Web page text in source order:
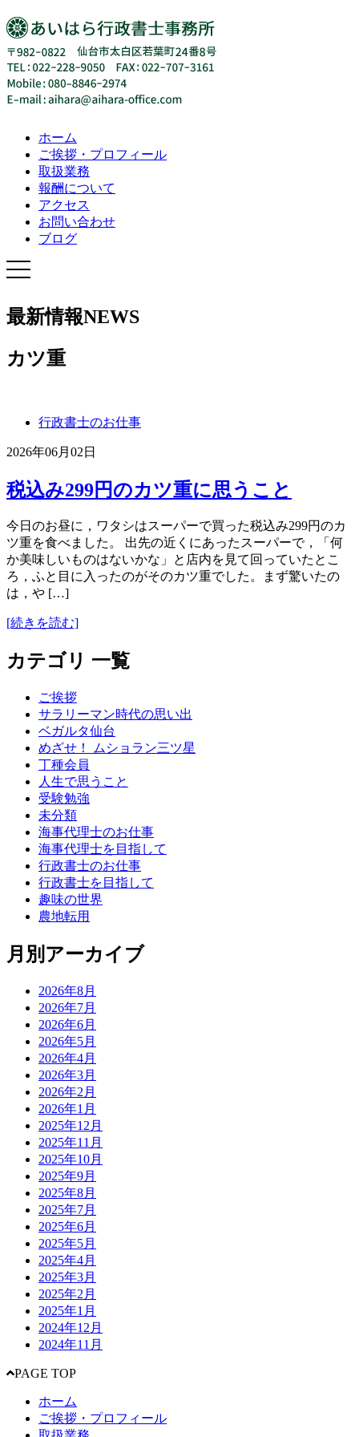
ホーム
ご挨拶・プロフィール
取扱業務
報酬について
アクセス
お問い合わせ
ブログ
最新情報NEWS
カツ重
行政書士のお仕事
2026年06月02日
税込み299円のカツ重に思うこと
今日のお昼に，ワタシはスーパーで買った税込み299円のカ
ツ重を食べました。 出先の近くにあったスーパーで，「何
か美味しいものはないかな」と店内を見て回っていたとこ
ろ，ふと目に入ったのがそのカツ重でした。まず驚いたの
は，や […]
[続きを読む]
カテゴリ 一覧
ご挨拶
サラリーマン時代の思い出
ベガルタ仙台
めざせ！ ムショラン三ツ星
丁種会員
人生で思うこと
受験勉強
未分類
海事代理士のお仕事
海事代理士を目指して
行政書士のお仕事
行政書士を目指して
趣味の世界
農地転用
月別アーカイブ
2026年8月
2026年7月
2026年6月
2026年5月
2026年4月
2026年3月
2026年2月
2026年1月
2025年12月
2025年11月
2025年10月
2025年9月
2025年8月
2025年7月
2025年6月
2025年5月
2025年4月
2025年3月
2025年2月
2025年1月
2024年12月
2024年11月
PAGE TOP
ホーム
ご挨拶・プロフィール